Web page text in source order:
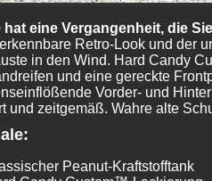
hat eine Vergangenheit, die
Retro-Look und der
in den Wind. Hard Candy
und eine gereckte
Vorder- und
und zeitgemäß. Wahre alte
Peanut-Kraftstofftank